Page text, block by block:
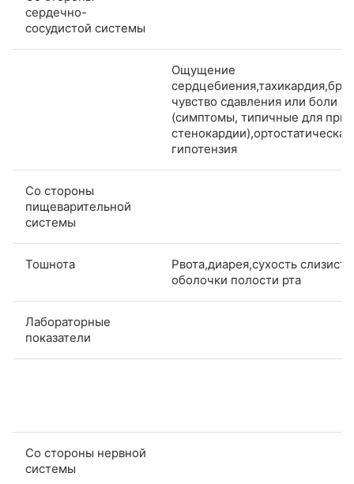
сердечно-
сосудистой системы
Ощущение
чувство сдавления или боли в
(симптомы, типичные для
стенокардии),ортостатическая
гипотензия
Со стороны
пищеварительной
системы
Тошнота
Рвота,диарея,сухость
оболочки полости рта
Лабораторные
показатели
Со стороны нервной
системы